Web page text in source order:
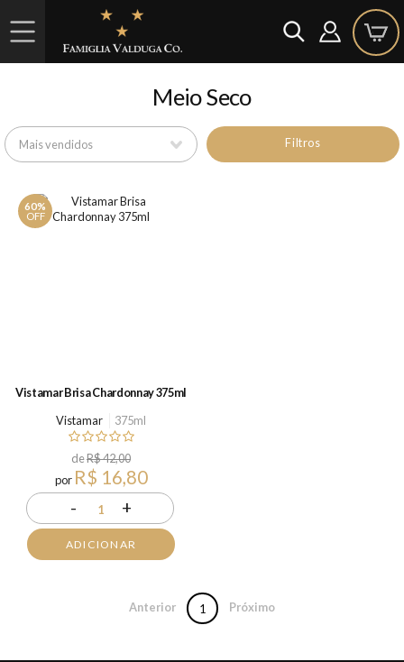
Meio Seco
Filtros
60%
OFF
Vistamar Brisa Chardonnay 375ml
Vistamar
375ml
deR$ 42,00
por R$ 16,80
- 1 +
ADICIONAR
Anterior 1 Próximo